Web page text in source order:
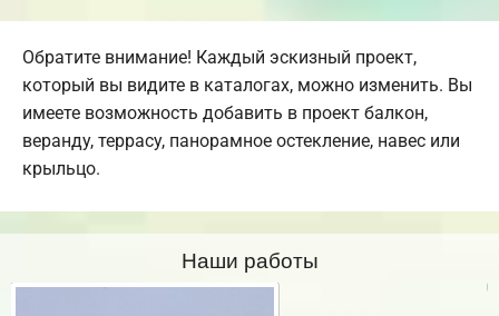
Обратите внимание! Каждый эскизный проект,
который вы видите в каталогах, можно изменить. Вы
имеете возможность добавить в проект балкон,
веранду, террасу, панорамное остекление, навес или
крыльцо.
Наши работы